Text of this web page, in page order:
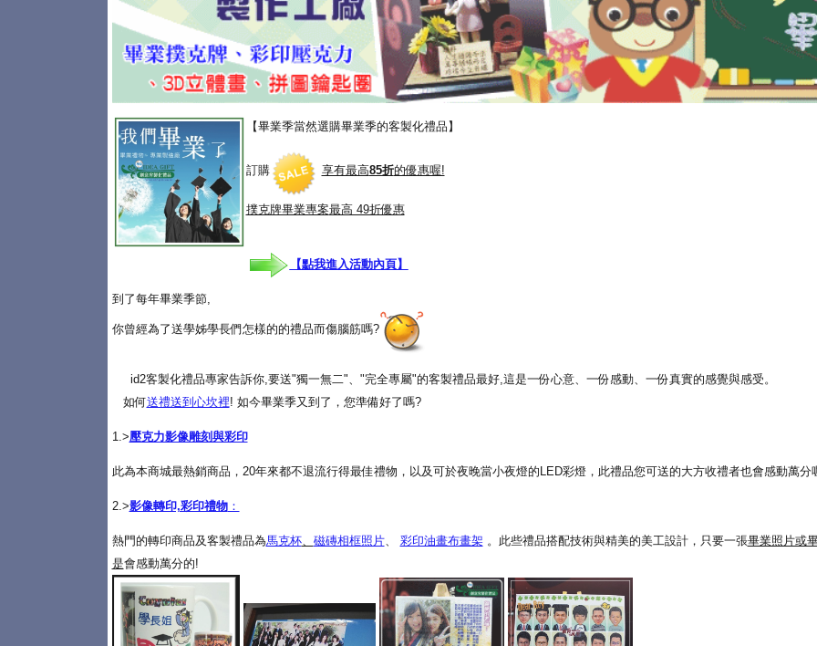
【畢業季當然選購畢業季的客製化禮品】
訂購 享有最高85折的優惠喔!
撲克牌畢業專案最高 49折優惠
【點我進入活動內頁】
到了每年畢業季節,
你曾經為了送學姊學長們怎樣的的禮品而傷腦筋嗎?
id2客製化禮品專家告訴你,要送"獨一無二"、"完全專屬"的客製禮品最好,這是一份心意、一份感動、一份真實的感覺與感受。
如何送禮送到心坎裡! 如今畢業季又到了，您準備好了嗎?
1.>壓克力影像雕刻與彩印
此為本商城最熱銷商品，20年來都不退流行得最佳禮物，以及可於夜晚當小夜燈的LED彩燈，此禮品您可送的大方收禮者也會感動萬分
2.>影像轉印,彩印禮物：
熱門的轉印商品及客製禮品為馬克杯、 磁磚相框照片、 彩印油畫布畫架 。此些禮品搭配技術與精美的美工設計，只要一張畢業照片或
是會感動萬分的!